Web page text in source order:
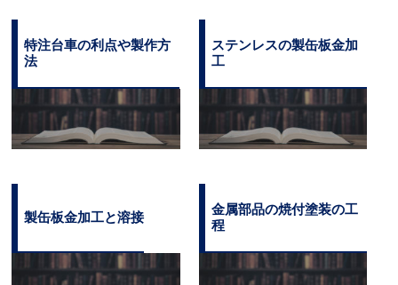
特注台車の利点や製作方
法
ステンレスの製缶板金加
工
製缶板金加工と溶接
金属部品の焼付塗装の工
程